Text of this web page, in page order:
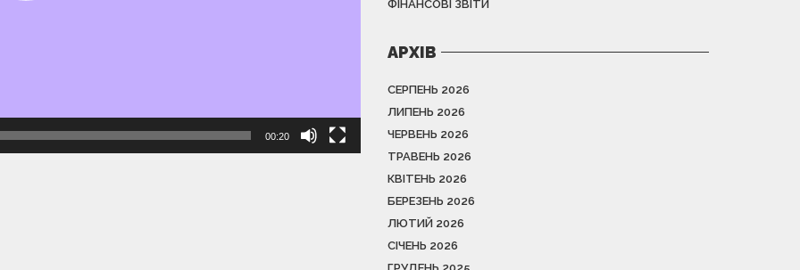
00:20
ФІНАНСОВІ ЗВІТИ
АРХІВ
СЕРПЕНЬ 2026
ЛИПЕНЬ 2026
ЧЕРВЕНЬ 2026
ТРАВЕНЬ 2026
КВІТЕНЬ 2026
БЕРЕЗЕНЬ 2026
ЛЮТИЙ 2026
СІЧЕНЬ 2026